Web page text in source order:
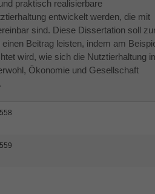
praktisch realisierbare
entwickelt werden, die mit
sind. Diese Dissertation soll
Beitrag leisten, indem am
wird, wie sich die Nutztierhaltung
Ökonomie und Gesellschaft